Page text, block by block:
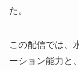
た。
この配信では、
ーション能力と